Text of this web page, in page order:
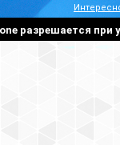
разрешается